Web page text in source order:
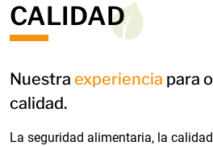
CALIDAD
Nuestra experiencia para
calidad.
La seguridad alimentaria, la